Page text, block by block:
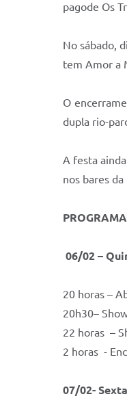
pagode Os
No sábado,
tem Amor a
O
dupla rio-
A festa
nos bares
06/02 –
20 horas –
20h30–
22 horas –
2 horas -
07/02-